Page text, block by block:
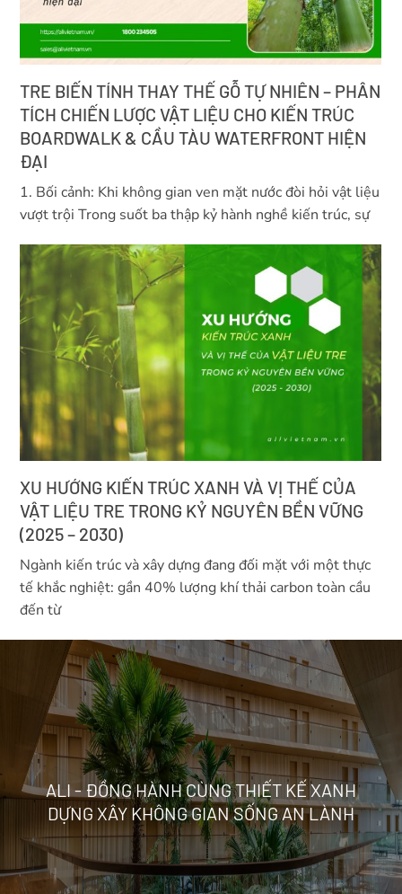
TRE BIẾN TÍNH THAY THẾ GỖ TỰ NHIÊN – PHÂN
TÍCH CHIẾN LƯỢC VẬT LIỆU CHO KIẾN TRÚC
BOARDWALK & CẦU TÀU WATERFRONT HIỆN
ĐẠI
1. Bối cảnh: Khi không gian ven mặt nước đòi hỏi vật liệu
vượt trội Trong suốt ba thập kỷ hành nghề kiến trúc, sự
XU HƯỚNG KIẾN TRÚC XANH VÀ VỊ THẾ CỦA
VẬT LIỆU TRE TRONG KỶ NGUYÊN BỀN VỮNG
(2025 – 2030)
Ngành kiến trúc và xây dựng đang đối mặt với một thực
tế khắc nghiệt: gần 40% lượng khí thải carbon toàn cầu
đến từ
ALI - ĐỒNG HÀNH CÙNG THIẾT KẾ XANH
DỰNG XÂY KHÔNG GIAN SỐNG AN LÀNH